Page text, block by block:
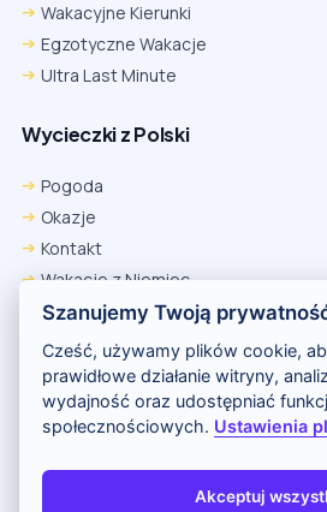
Wakacyjne Kierunki
Egzotyczne Wakacje
Ultra Last Minute
Wycieczki z Polski
Pogoda
Okazje
Kontakt
Wakacje z Niemiec
Polityka Prywatności
Wakacje w Egipcie
Rankingi hoteli
Kontakt i reklama
Polityka
Szanujemy Twoją
Cześć, używamy plików cookie,
prawidłowe działanie witryny,
wydajność oraz udostępniać
społecznościowych. Ustawienia
Akceptuj